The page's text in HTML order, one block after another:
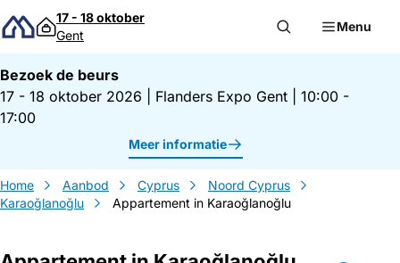
Direct naar inhoud
17 - 18 oktober
Gent
Menu
Bezoek de beurs
17 - 18 oktober 2026
Flanders Expo Gent
10:00 -
17:00
Meer informatie
Home Aanbod Cyprus
Noord Cyprus
Karaoğlanoğlu
Appartement in Karaoğlanoğlu